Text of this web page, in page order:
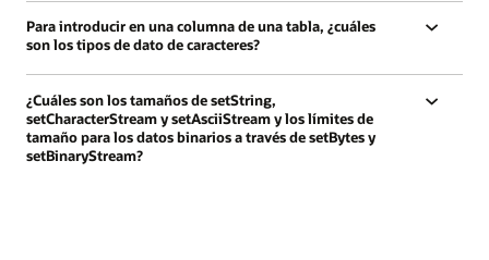
Para introducir en una columna de una tabla, ¿cuáles
son los tipos de dato de caracteres?
¿Cuáles son los tamaños de setString,
setCharacterStream y setAsciiStream y los límites de
tamaño para los datos binarios a través de setBytes y
setBinaryStream?